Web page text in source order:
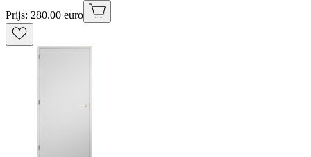
Prijs: 280.00 euro